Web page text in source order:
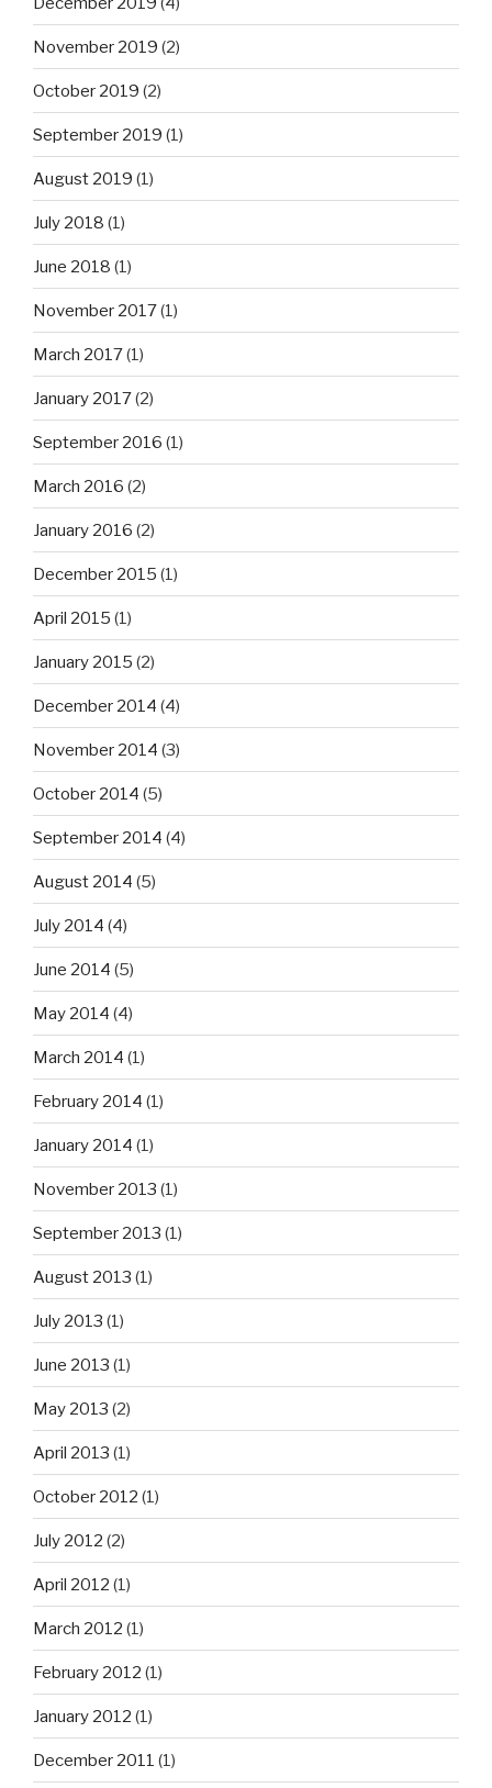
November 2019 (2)
October 2019 (2)
September 2019 (1)
August 2019 (1)
July 2018 (1)
June 2018 (1)
November 2017(1)
March 2017(1)
January 2017(2)
September 2016 (1)
March 2016 (2)
January 2016 (2)
December 2015 (1)
April 2015 (1)
January 2015 (2)
December 2014 (4)
November 2014 (3)
October 2014 (5)
September 2014 (4)
August 2014 (5)
July 2014 (4)
June 2014 (5)
May 2014 (4)
March 2014 (1)
February 2014 (1)
January 2014 (1)
November 2013 (1)
September 2013 (1)
August 2013 (1)
July 2013 (1)
June 2013 (1)
May 2013 (2)
April 2013 (1)
October 2012 (1)
July 2012 (2)
April 2012 (1)
March 2012 (1)
February 2012 (1)
January 2012 (1)
December 2011 (1)